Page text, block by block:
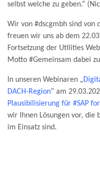
selbst welche zu geben.“
Wir von #dscgmbh sind von
freuen wir uns ab dem
Fortsetzung der Utilities
Motto #Gemeinsam dabei
In unseren Webinaren „
DACH-Region“ am
Plausibilisierung für #SAP
wir Ihnen Lösungen vor, die
im Einsatz sind.